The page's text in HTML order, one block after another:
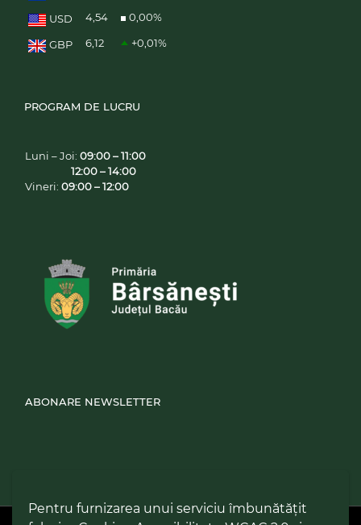
Pentru furnizarea unui serviciu îmbunătățit
USD 4,54 0,00%
GBP 6,12 +0,01%
PROGRAM DE LUCRU
Luni – Joi: 09:00 – 11:00
12:00 – 14:00
Vineri: 09:00 – 12:00
ABONARE NEWSLETTER